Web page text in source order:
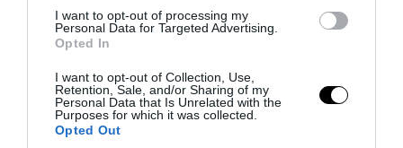
I want to opt-out of processing my
Personal Data for Targeted Advertising.
Opted In
I want to opt-out of Collection, Use,
Retention, Sale, and/or Sharing of my
Personal Data that Is Unrelated with the
Purposes for which it was collected.
Opted Out
05.08.2026 | 10:21